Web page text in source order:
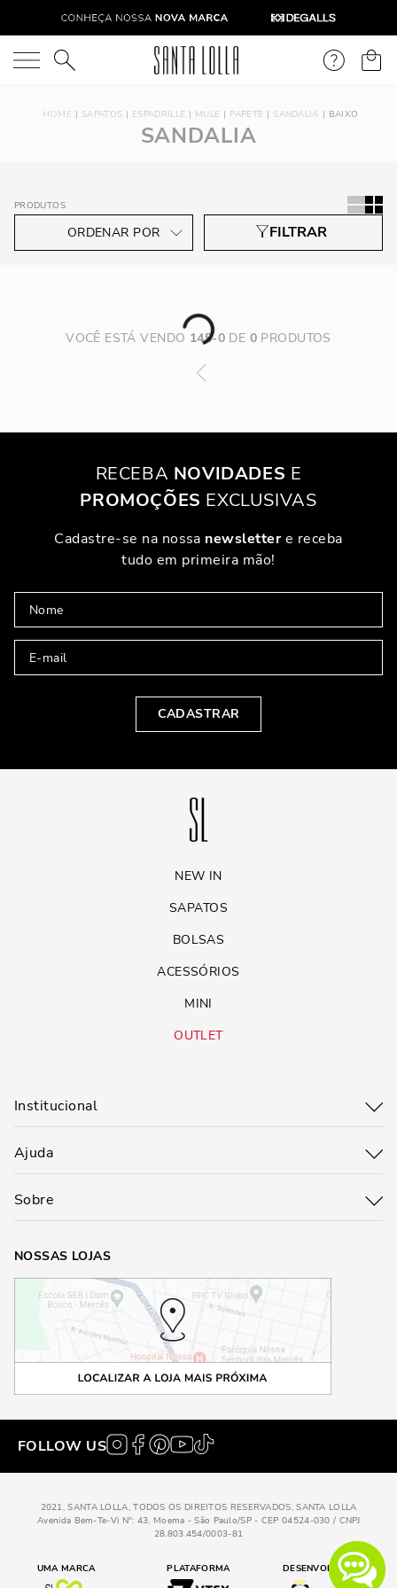
O que você está procurando?
SAPATOS ESPADRILLE MULE PAPETE SANDALIA BAIXO
SANDALIA
PRODUTOS
VOCÊ ESTÁ VENDO 145-0 DE 0 PRODUTOS
RECEBA NOVIDADES E
PROMOÇÕES EXCLUSIVAS
Cadastre-se na nossa newslettere receba
tudo em primeira mão!
CADASTRAR
NEW IN
SAPATOS
BOLSAS
ACESSÓRIOS
MINI
OUTLET
Institucional
Ajuda
Sobre
NOSSAS LOJAS
FOLLOW US
2021, SANTA LOLLA, TODOS OS DIREITOS RESERVADOS, SANTA LOLLA
Avenida Bem-Te-Vi N°: 43, Moema - São Paulo/SP - CEP 04524-030 / CNPJ
28.803.454/0003-81
UMA MARCA PLATAFORMA DESENVOLVIDO POR